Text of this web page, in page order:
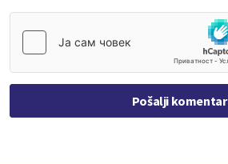
Pošalji komentar